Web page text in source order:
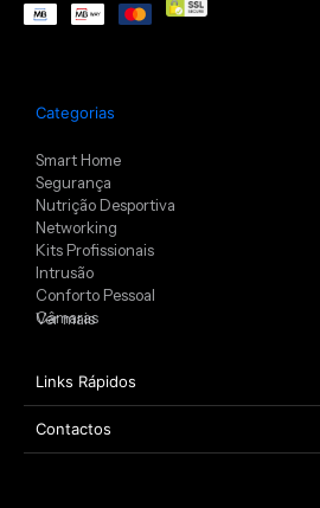
Categorias
Smart Home
Segurança
Nutrição Desportiva
Networking
Kits Profissionais
Intrusão
Conforto Pessoal
Câmaras
Ver mais
Links Rápidos
Contactos